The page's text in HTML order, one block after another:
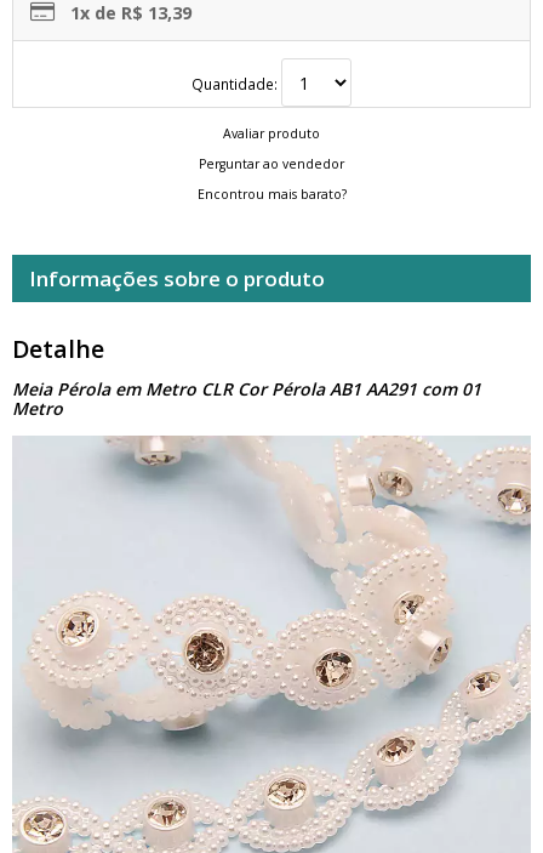
1x de R$ 13,39
Quantidade:
Avaliar produto
Perguntar ao vendedor
Encontrou mais barato?
Informações sobre o produto
Detalhe
Meia Pérola em Metro CLR Cor Pérola AB1 AA291 com 01
Metro